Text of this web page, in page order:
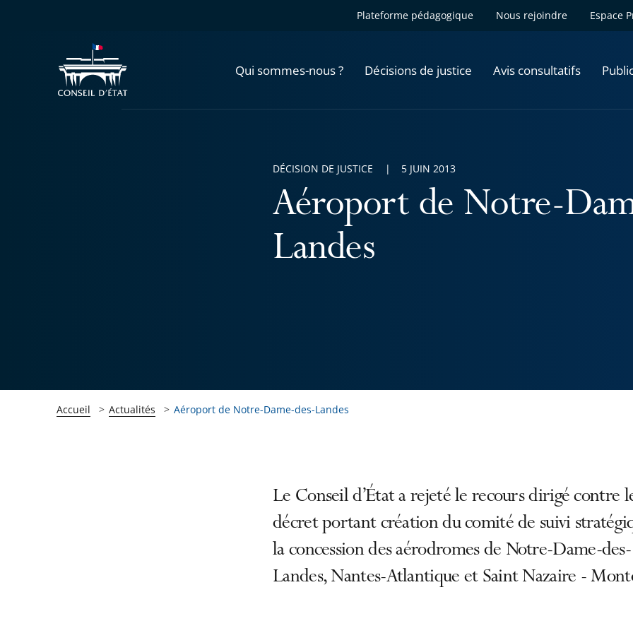
Plateforme pédagogique Nous rejoindre Espace
Qui sommes-nous ? Décisions de justice Avis consultatifs
Aéroport de Notre-
Landes
DÉCISION DE JUSTICE 5 JUIN 2013
Accueil Actualités Aéroport de Notre-Dame-des-Landes
Le Conseil d’État a rejeté le recours dirigé contre
décret portant création du comité de suivi
la concession des aérodromes de Notre-Dame-des-
Landes, Nantes-Atlantique et Saint Nazaire -